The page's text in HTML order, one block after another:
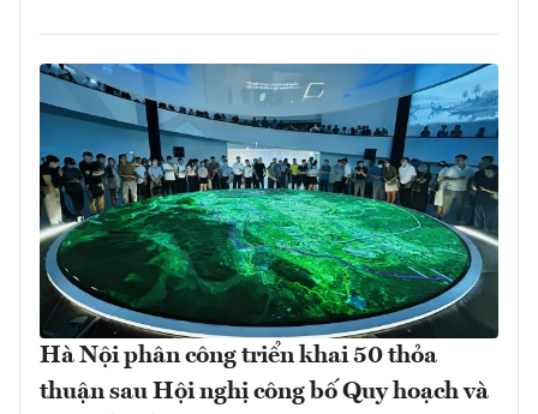
Hà Nội phân công triển khai 50 thỏa
thuận sau Hội nghị công bố Quy hoạch và